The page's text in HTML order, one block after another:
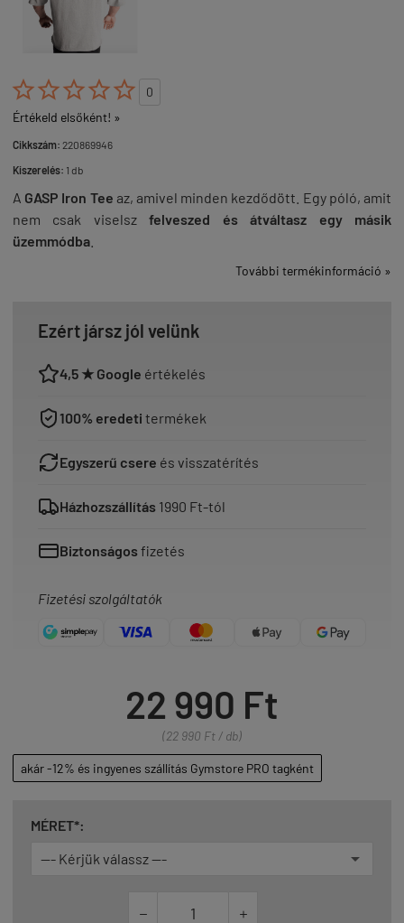

0
Értékeld elsőként! »
Cikkszám: 220869946
Kiszerelés: 1 db
A GASP Iron Tee az, amivel minden kezdődött. Egy póló, amit
nem csak viselszfelveszed és átváltasz egy másik
üzemmódba
További termékinformáció »
Ezért jársz jól velünk
4,5 ★ Google értékelés
100% eredeti termékek
Egyszerű csere és visszatérítés
Házhozszállítás 1990 Ft-tól
Biztonságosfizetés
Fizetési szolgáltatók
22 990 Ft
(22 990 Ft / db)
akár -12% és ingyenes szállítás Gymstore PRO tagként
MÉRET*:
 